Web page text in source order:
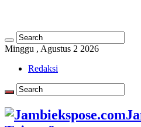
Minggu , Agustus 2 2026
Redaksi